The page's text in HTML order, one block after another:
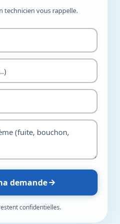
technicien vous rappelle.
demande
confidentielles.